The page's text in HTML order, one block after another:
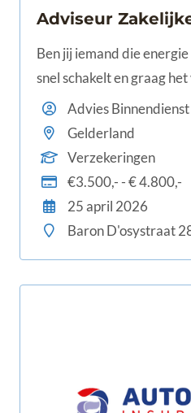
Ben jij iemand die
snel schakelt en graag
Adviseur Zakelijk
aanspreekpunt voor onze
bouwt sterke relaties,
buitendienst en groeit
team.
Advies Binnendienst
Gelderland
Verzekeringen
€3.500,- - € 4.800,-
25 april 2026